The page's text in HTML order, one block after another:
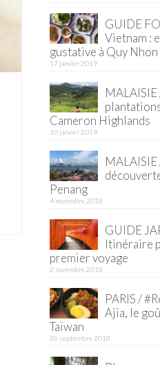
GUIDE
Vietnam :
gustative à Quy Nhon
17 janvier 2019
MALAISIE
Cameron Highlands
10 janvier 2019
MALAISIE
Penang
4 novembre 2018
GUIDE
Itinéraire
premier voyage
2 novembre 2018
PARIS /
Ajia, le
Taïwan
26 septembre 2018